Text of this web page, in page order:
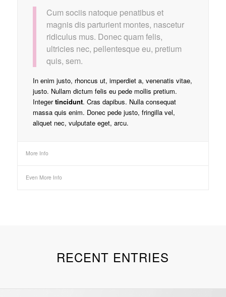
Cum sociis natoque penatibus et
magnis dis parturient montes, nascetur
ridiculus mus. Donec quam felis,
ultricies nec, pellentesque eu, pretium
quis, sem.
In enim justo, rhoncus ut, imperdiet a, venenatis vitae,
justo. Nullam dictum felis eu pede mollis pretium.
Integertincidunt. Cras dapibus. Nulla consequat
massa quis enim. Donec pede justo, fringilla vel,
aliquet nec, vulputate eget, arcu.
More Info
Even More Info
RECENT ENTRIES